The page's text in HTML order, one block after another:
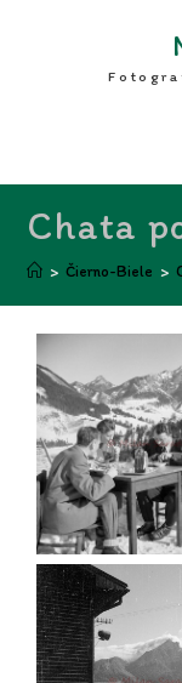
Chata
> Čierno-Biele >